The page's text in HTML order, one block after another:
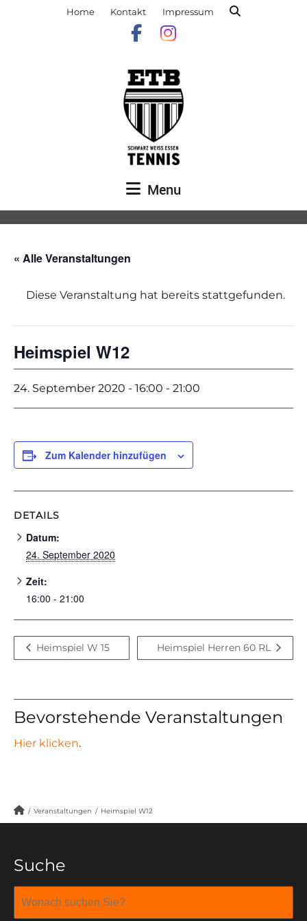
Home Kontakt Impressum
Menu
« Alle Veranstaltungen
Diese Veranstaltung hat bereits stattgefunden.
Heimspiel W12
24. September 2020 - 16:00 - 21:00
Zum Kalender hinzufügen
DETAILS
Datum:
24. September 2020
Zeit:
16:00 - 21:00
Heimspiel W 15 Heimspiel Herren 60 RL
Bevorstehende Veranstaltungen
Hier klicken.
/ Veranstaltungen / Heimspiel W12
Suche